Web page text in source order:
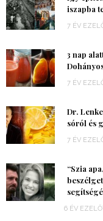
iszapba
7 ÉV
3 nap
7 ÉV
Dr.
sóról és
7 ÉV
“Szia
6 ÉV